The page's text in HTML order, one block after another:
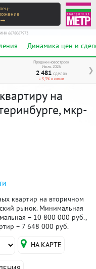
→
6678067973
Динамика цен и
❯
Продажи новостроек
Июль 2026
2 481 сделок
↓ 5,3% к июню
на
мкр-
квартир на вторичном
рынок. Минимальная
– 10 800 000 руб.,
– 7 648 000 руб.
НА КАРТЕ